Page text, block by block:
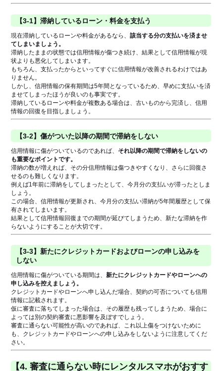
【3-1】滞納しているローン・料金を支払う
現在滞納しているローンや料金があるなら、該当する分の支払いを済ませ
てしまいましょう。
滞納したままの状態では信用情報が傷つき続け、結果として信用情報が現
状よりも悪化してしまいます。
もちろん、支払ったからといってすぐに信用情報が改善されるわけではあ
りません。
しかし、信用情報の保有期間は5年間となっているため、早めに支払いを済
ませてしまったほうが良いのも事実です。
滞納しているローンや料金が複数ある場合は、古いものから完済し、信用
情報の回復を目指しましょう。
【3-2】傷がついた以降の期間で滞納をしない
信用情報に傷がついているのであれば、 それ以降の期間で滞納をしないの
も重要なポイントです。
滞納の数が増えれば、その分信用情報は傷つきやすくなり、さらに回復さ
せるのも難しくなります。
例えば1年前に滞納をしてしまったとして、今月分の支払いが滞ったとしま
しょう。
この場合、信用情報が更新され、今月分の支払い滞納が5年間履歴として保
有されてしまいます。
結果として信用情報回復までの期間が延びてしまうため、新たな滞納を作
らないようにすることが大切です。
【3-3】新たにクレジットカードおよびローンの申し込みを
しない
信用情報に傷がついている期間は、新たにクレジットカードやローンへの
申し込みを控えましょう。
クレジットカードやローンへ申し込んだ場合、契約の可否についても信用
情報に記載されます。
仮に審査に落ちてしまった場合は、その履歴も残ってしまうため、場合に
よっては別の契約審査に悪影響を及ぼすでしょう。
審査に通らない可能性が高いのであれば、これ以上傷をつけないために
も、クレジットカードやローンへの申し込みをしないように注意してくだ
さい。
【4. 審査に通らない時にレンタルスマホがおすす